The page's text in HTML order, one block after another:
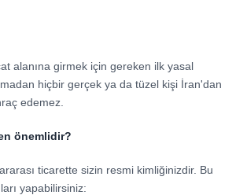
alanına girmek için gereken ilk yasal
hiçbir gerçek ya da tüzel kişi İran'dan
edemez.
önemlidir?
ticarette sizin resmi kimliğinizdir. Bu
yapabilirsiniz: